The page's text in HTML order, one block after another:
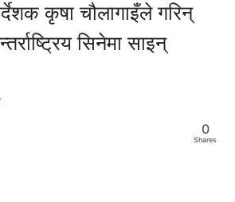
कृषा चौलागाइँले गरिन्
सिनेमा साइन्
0
Shares